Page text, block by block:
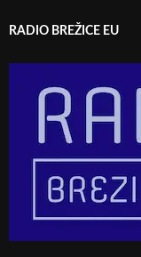
RADIO BREŽICE EU